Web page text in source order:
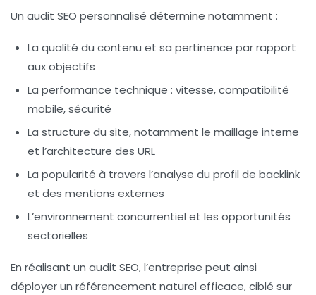
Un audit SEO personnalisé détermine notamment :
La qualité du contenu et sa pertinence par rapport
aux objectifs
La performance technique : vitesse, compatibilité
mobile, sécurité
La structure du site, notamment le maillage interne
et l’architecture des URL
La popularité à travers l’analyse du profil de backlink
et des mentions externes
L’environnement concurrentiel et les opportunités
sectorielles
En réalisant un audit SEO, l’entreprise peut ainsi
déployer un référencement naturel efficace, ciblé sur